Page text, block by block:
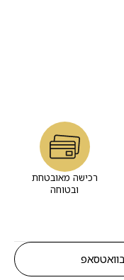
רכישה מאובטחת
ובטוחה